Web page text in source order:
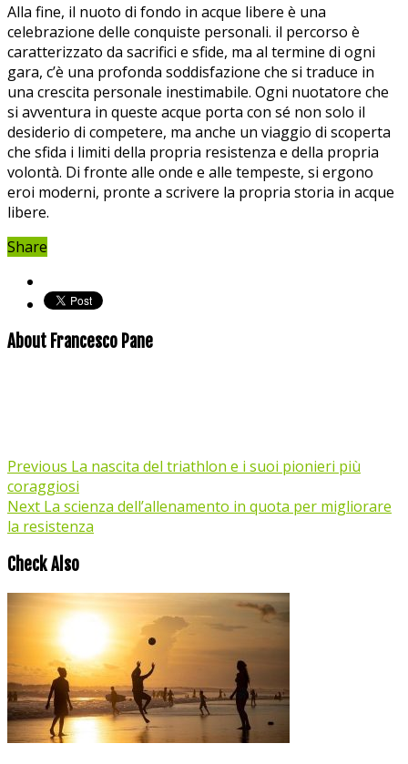
Alla fine, il⁢ nuoto di fondo in acque libere è‍ una
celebrazione delle ​conquiste personali. il percorso è‍
caratterizzato da sacrifici e sfide, ⁤ma al⁣ termine di ogni
gara, ⁤c’è una profonda ‍soddisfazione che si⁤ traduce ⁢in
una crescita personale inestimabile. Ogni nuotatore che
si avventura in queste acque porta con sé non solo ⁢il
desiderio⁢ di competere, ma⁣ anche un viaggio di scoperta
che sfida i ⁢limiti della propria resistenza e della propria
volontà. Di fronte alle onde e‌ alle tempeste, si ergono
eroi moderni, pronte a scrivere la propria storia in acque
libere.
Share
About Francesco Pane
Previous La nascita del triathlon e i suoi pionieri più
coraggiosi
Next La scienza dell’allenamento in quota per migliorare
la resistenza
Check Also